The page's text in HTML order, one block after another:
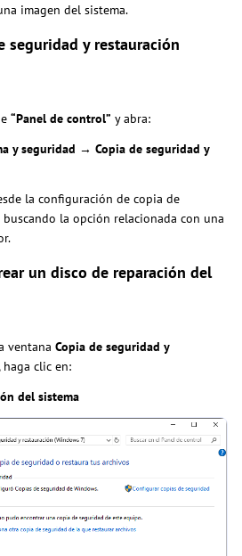
imagen del sistema.
seguridad y restauración
“Panel de control” y abra:
y seguridad → Copia de seguridad y
la configuración de copia de
la opción relacionada con una
un disco de reparación del
ventana Copia de seguridad y
haga clic en:
del sistema